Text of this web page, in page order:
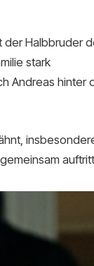
der Halbbruder
stark
Andreas hinter